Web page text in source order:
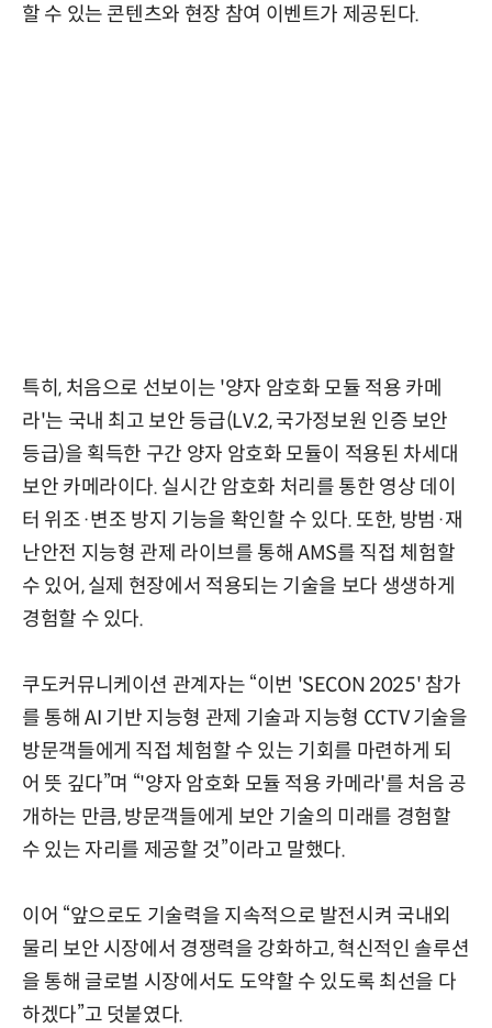
할 수 있는 콘텐츠와 현장 참여 이벤트가 제공된다.
특히, 처음으로 선보이는 '양자 암호화 모듈 적용 카메
라'는 국내 최고 보안 등급(LV.2, 국가정보원 인증 보안
등급)을 획득한 구간 양자 암호화 모듈이 적용된 차세대
보안 카메라이다. 실시간 암호화 처리를 통한 영상 데이
터 위조·변조 방지 기능을 확인할 수 있다. 또한, 방범·재
난안전 지능형 관제 라이브를 통해 AMS를 직접 체험할
수 있어, 실제 현장에서 적용되는 기술을 보다 생생하게
경험할 수 있다.
쿠도커뮤니케이션 관계자는 “이번 'SECON 2025' 참가
를 통해 AI 기반 지능형 관제 기술과 지능형 CCTV 기술을
방문객들에게 직접 체험할 수 있는 기회를 마련하게 되
어 뜻 깊다”며 “'양자 암호화 모듈 적용 카메라'를 처음 공
개하는 만큼, 방문객들에게 보안 기술의 미래를 경험할
수 있는 자리를 제공할 것”이라고 말했다.
이어 “앞으로도 기술력을 지속적으로 발전시켜 국내외
물리 보안 시장에서 경쟁력을 강화하고, 혁신적인 솔루션
을 통해 글로벌 시장에서도 도약할 수 있도록 최선을 다
하겠다”고 덧붙였다.